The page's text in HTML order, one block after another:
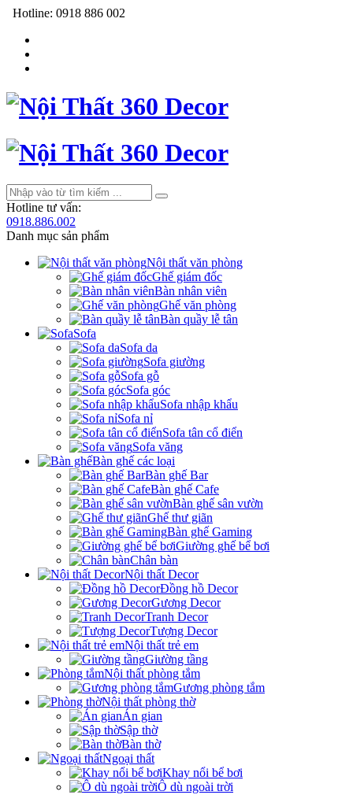
Hotline: 0918 886 002
Hotline tư vấn:
0918.886.002
Danh mục sản phẩm
Nội thất văn phòng
Ghế giám đốc
Bàn nhân viên
Ghế văn phòng
Bàn quầy lễ tân
Sofa
Sofa da
Sofa giường
Sofa gỗ
Sofa góc
Sofa nhập khẩu
Sofa nỉ
Sofa tân cổ điển
Sofa văng
Bàn ghế các loại
Bàn ghế Bar
Bàn ghế Cafe
Bàn ghế sân vườn
Ghế thư giãn
Bàn ghế Gaming
Giường ghế bể bơi
Chân bàn
Nội thất Decor
Đồng hồ Decor
Gương Decor
Tranh Decor
Tượng Decor
Nội thất trẻ em
Giường tầng
Nội thất phòng tắm
Gương phòng tắm
Nội thất phòng thờ
Án gian
Sập thờ
Bàn thờ
Ngoại thất
Khay nổi bể bơi
Ô dù ngoài trời